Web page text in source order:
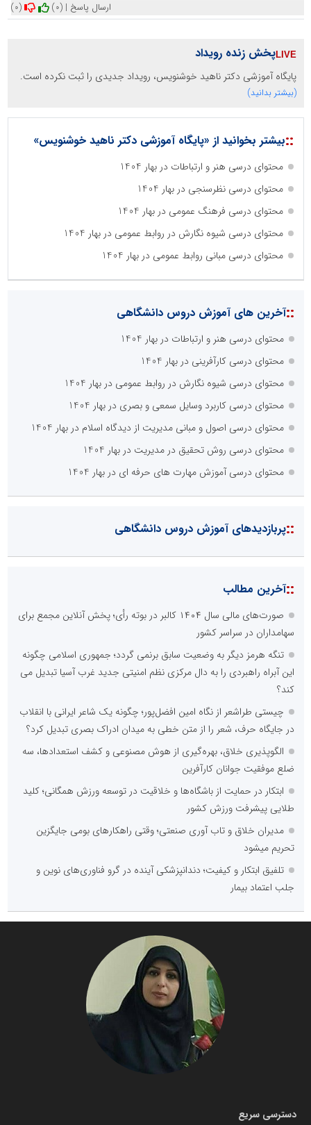
(0)
(0) ارسال پاسخ |
پخش زنده رویداد
پایگاه آموزشی دکتر ناهید خوشنویس، رویداد جدیدی را ثبت نکرده است.
(بیشتر بدانید)
::بیشتر بخوانید از «پایگاه آموزشی دکتر ناهید خوشنویس»
محتوای درسی هنر و ارتباطات در بهار 1404
محتوای درسی نظرسنجی در بهار 1404
محتوای درسی فرهنگ عمومی در بهار 1404
محتوای درسی شیوه نگارش در روابط عمومی در بهار 1404
محتوای درسی مبانی روابط عمومی در بهار 1404
::آخرین های آموزش دروس دانشگاهی
محتوای درسی هنر و ارتباطات در بهار 1404
محتوای درسی کارآفرینی در بهار 1404
محتوای درسی شیوه نگارش در روابط عمومی در بهار 1404
محتوای درسی کاربرد وسایل سمعی و بصری در بهار 1404
محتوای درسی اصول و مبانی مدیریت از دیدگاه اسلام در بهار 1404
محتوای درسی روش تحقیق در مدیریت در بهار 1404
محتوای درسی آموزش مهارت های حرفه ای در بهار 1404
::پربازدیدهای آموزش دروس دانشگاهی
::آخرین مطالب
صورت‌های مالی سال ۱۴۰۴ کالبر در بوته رأی؛ پخش آنلاین مجمع برای
سهامداران در سراسر کشور
تنگه هرمز دیگر به وضعیت سابق برنمی گردد؛ جمهوری اسلامی چگونه
این آبراه راهبردی را به دال مرکزی نظم امنیتی جدید غرب آسیا تبدیل می
کند؟
چیستی طراشعر از نگاه امین افضل‌پور؛ چگونه یک شاعر ایرانی با انقلاب
در جایگاه حرف، شعر را از متن خطی به میدان ادراک بصری تبدیل کرد؟
الگوپذیری خلاق، بهره‌گیری از هوش مصنوعی و کشف استعدادها، سه
ضلع موفقیت جوانان کارآفرین
ابتکار در حمایت از باشگاه‌ها و خلاقیت در توسعه ورزش همگانی؛ کلید
طلایی پیشرفت ورزش کشور
مدیران خلاق و تاب آوری صنعتی؛ وقتی راهکارهای بومی جایگزین
تحریم میشود
تلفیق ابتکار و کیفیت؛ دندانپزشکی آینده در گرو فناوری‌های نوین و
جلب اعتماد بیمار
دسترسی سریع